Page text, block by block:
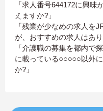
「求人番号644172に興味
えますか?」
「残業が少なめの求人を
が、おすすめの求人はあり
「介護職の募集を都内で
に載っている○○○○○以外
か?」